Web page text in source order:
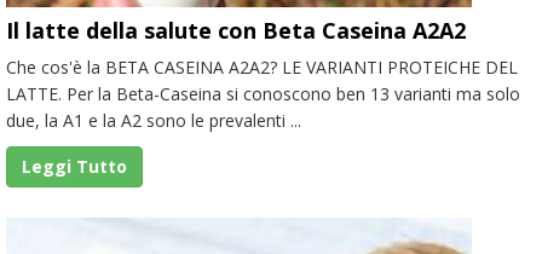
Il latte della salute con Beta Caseina A2A2
Che cos'è la BETA CASEINA A2A2? LE VARIANTI PROTEICHE DEL
LATTE. Per la Beta-Caseina si conoscono ben 13 varianti ma solo
due, la A1 e la A2 sono le prevalenti ...
Leggi Tutto